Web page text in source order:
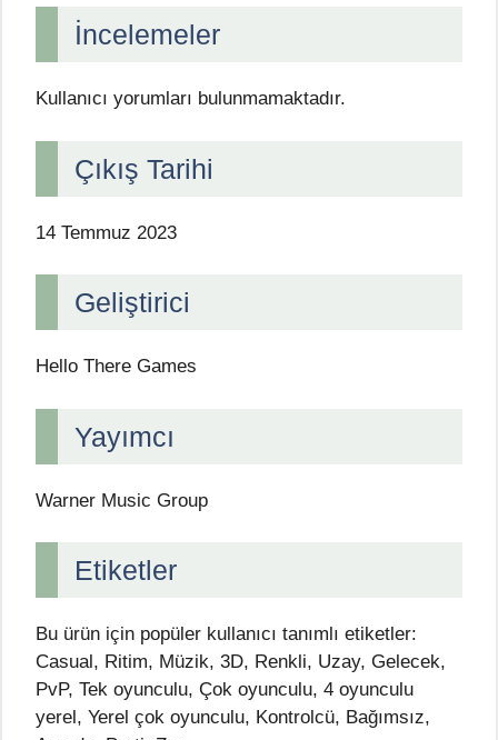
İncelemeler
Kullanıcı yorumları bulunmamaktadır.
Çıkış Tarihi
14 Temmuz 2023
Geliştirici
Hello There Games
Yayımcı
Warner Music Group
Etiketler
Bu ürün için popüler kullanıcı tanımlı etiketler:
Casual, Ritim, Müzik, 3D, Renkli, Uzay, Gelecek,
PvP, Tek oyunculu, Çok oyunculu, 4 oyunculu
yerel, Yerel çok oyunculu, Kontrolcü, Bağımsız,